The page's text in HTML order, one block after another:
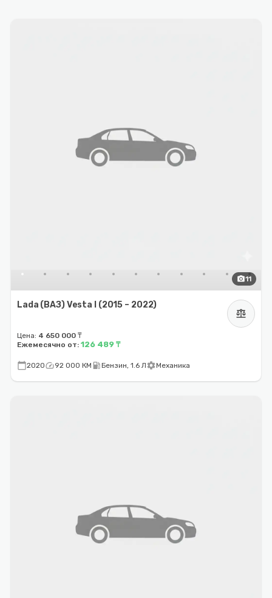
photo_camera11
Lada (ВАЗ) Vesta I (2015 – 2022)
balance
Цена: 4 650 000 ₸
Ежемесячно от: 126 489 ₸
calendar_today2020speed92 000 КМ local_gas_stationБензин, 1.6 ЛsettingsМеханика